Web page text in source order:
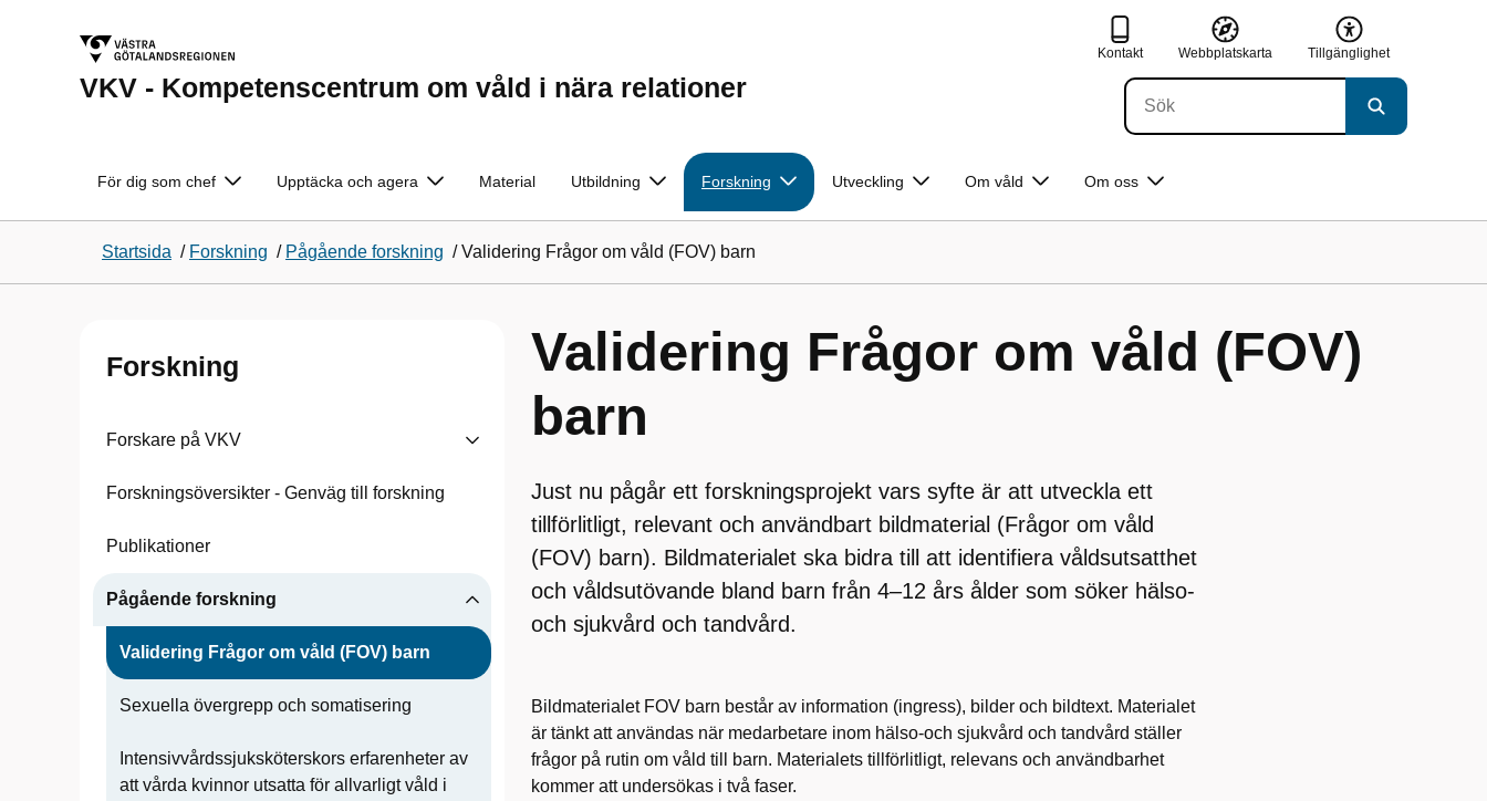
VKV - Kompetenscentrum om våld i nära relationer
Kontakt Webbplatskarta Tillgänglighet
För dig som chef Upptäcka och agera Material Utbildning Forskning Utveckling Om våld Om oss
Startsida / Forskning / Pågående forskning /Validering Frågor om våld (FOV) barn
Forskning
Forskare på VKV
Forskningsöversikter - Genväg till forskning
Publikationer
Pågående forskning
Validering Frågor om våld (FOV) barn
Sexuella övergrepp och somatisering
Intensivvårdssjuksköterskors erfarenheter av
att vårda kvinnor utsatta för allvarligt våld i
Validering Frågor om våld (FOV)
barn
Just nu pågår ett forskningsprojekt vars syfte är att utveckla ett
tillförlitligt, relevant och användbart bildmaterial (Frågor om våld
(FOV) barn). Bildmaterialet ska bidra till att identifiera våldsutsatthet
och våldsutövande bland barn från 4–12 års ålder som söker hälso-
och sjukvård och tandvård.
Bildmaterialet FOV barn består av information (ingress), bilder och bildtext. Materialet
är tänkt att användas när medarbetare inom hälso-och sjukvård och tandvård ställer
frågor på rutin om våld till barn. Materialets tillförlitligt, relevans och användbarhet
kommer att undersökas i två faser.